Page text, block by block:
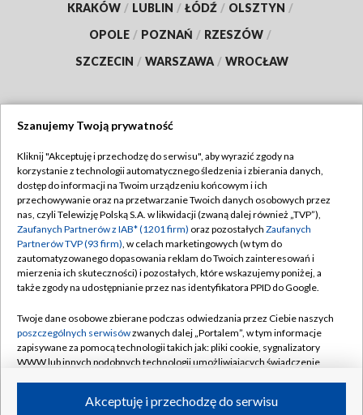
KRAKÓW / LUBLIN / ŁÓDŹ / OLSZTYN /
OPOLE / POZNAŃ / RZESZÓW /
SZCZECIN / WARSZAWA / WROCŁAW
TVP
Abonament TVP
Emisja w TVP
Centrum informacji TVP
Naziemna Telewizja Cyfrowa
Rada Programowa
System NOS
Informacje o nadawcy
Program dla prasy
Regulamin TVP
Polityka prywatności
Moje zgody
Pomoc
Kontakt
Kanały
Szanujemy Twoją prywatność
Kliknij "Akceptuję i przechodzę do serwisu", aby wyrazić zgody na
korzystanie z technologii automatycznego śledzenia i zbierania danych,
dostęp do informacji na Twoim urządzeniu końcowym i ich
przechowywanie oraz na przetwarzanie Twoich danych osobowych przez
nas, czyli Telewizję Polską S.A. w likwidacji (zwaną dalej również „TVP”),
Zaufanych Partnerów z IAB* (1201 firm) oraz pozostałych Zaufanych
Partnerów TVP (93 firm), w celach marketingowych (w tym do
zautomatyzowanego dopasowania reklam do Twoich zainteresowań i
mierzenia ich skuteczności) i pozostałych, które wskazujemy poniżej, a
także zgody na udostępnianie przez nas identyfikatora PPID do Google.
Twoje dane osobowe zbierane podczas odwiedzania przez Ciebie naszych
poszczególnych serwisówzwanych dalej „Portalem”, w tym informacje
zapisywane za pomocą technologii takich jak: pliki cookie, sygnalizatory
WWW lub innych podobnych technologii umożliwiających świadczenie
ruchu w Internecie.Akceptuję i przechodzę do serwisu